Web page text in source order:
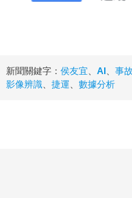
新聞關鍵字： 侯友宜 AI 事故
影像辨識
捷運 數據分析